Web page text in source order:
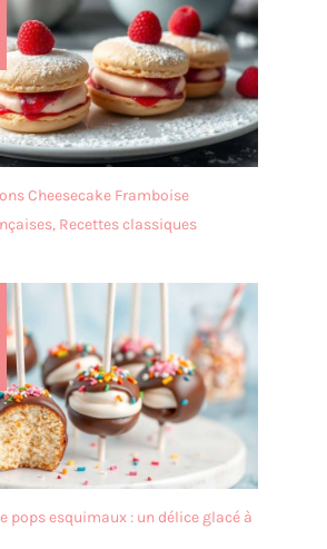
Cheesecake Framboise
, Recettes classiques
pops esquimaux : un délice glacé à